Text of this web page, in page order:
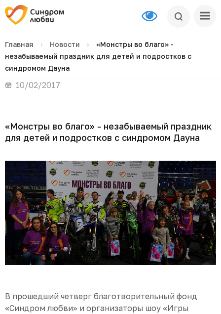
Главная › Новости ›
«Монстры во благо» -
незабываемый праздник для детей и подростков с
синдромом Дауна
10/02/2017
«Монстры во благо» - незабываемый праздник
для детей и подростков с синдромом Дауна
В прошедший четверг благотворительный фонд
«Синдром любви» и организаторы шоу «Игры